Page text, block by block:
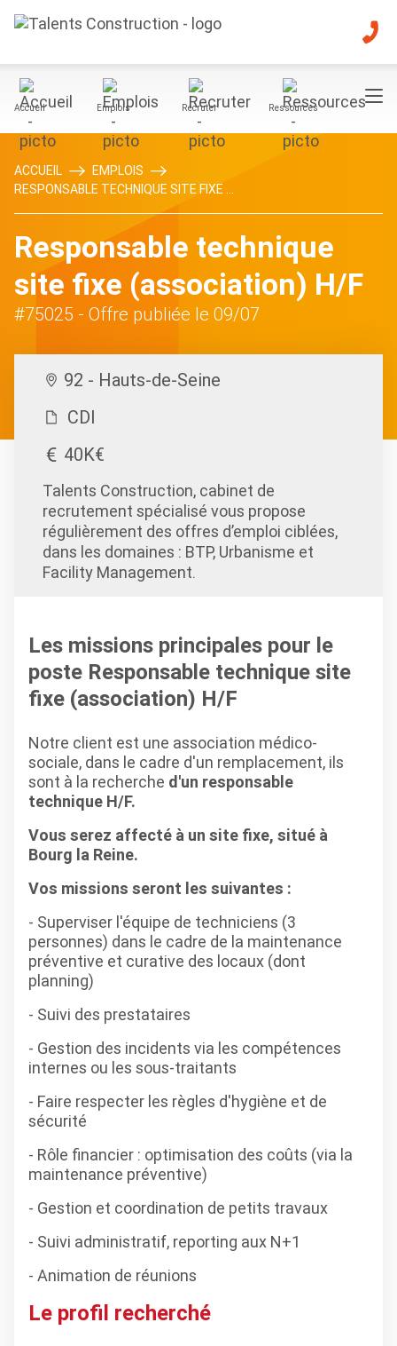
Accueil Emplois Recruter Ressources
ACCUEIL
EMPLOIS
RESPONSABLE TECHNIQUE SITE FIXE ...
Responsable technique
site fixe (association) H/F
#75025 - Offre publiée le 09/07
92 - Hauts-de-Seine
CDI
40K€
Talents Construction, cabinet de
recrutement spécialisé vous propose
régulièrement des offres d’emploi ciblées,
dans les domaines : BTP, Urbanisme et
Facility Management.
Les missions principales pour le
poste Responsable technique site
fixe (association) H/F
Notre client est une association médico-
sociale, dans le cadre d'un remplacement, ils
sont à la recherche d'un responsable
technique H/F.
Vous serez affecté à un site fixe, situé à
Bourg la Reine.
Vos missions seront les suivantes :
- Superviser l'équipe de techniciens (3
personnes) dans le cadre de la maintenance
préventive et curative des locaux (dont
planning)
- Suivi des prestataires
- Gestion des incidents via les compétences
internes ou les sous-traitants
- Faire respecter les règles d'hygiène et de
sécurité
- Rôle financier : optimisation des coûts (via la
maintenance préventive)
- Gestion et coordination de petits travaux
- Suivi administratif, reporting aux N+1
- Animation de réunions
Le profil recherché